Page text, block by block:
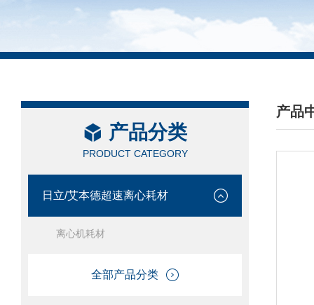
产品分类
PRODUCT CATEGORY
日立/艾本德超速离心耗材
离心机耗材
全部产品分类
产品
/